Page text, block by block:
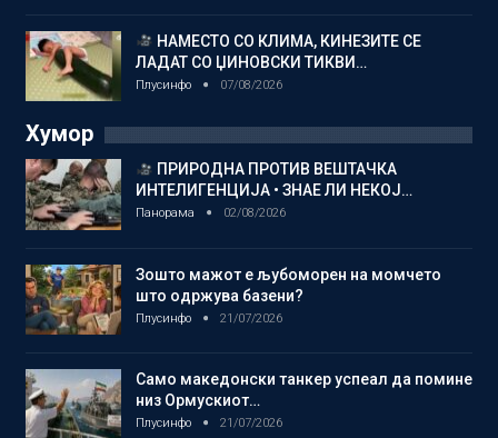
НАМЕСТО СО КЛИМА, КИНЕЗИТЕ СЕ
ЛАДАТ СО ЏИНОВСКИ ТИКВИ…
Плусинфо 07/08/2026
Хумор
ПРИРОДНА ПРОТИВ ВЕШТАЧКА
ИНТЕЛИГЕНЦИЈА • ЗНАЕ ЛИ НЕКОЈ…
Панорама 02/08/2026
Зошто мажот е љубоморен на момчето
што одржува базени?
Плусинфо 21/07/2026
Само македонски танкер успеал да помине
низ Ормускиот…
Плусинфо 21/07/2026